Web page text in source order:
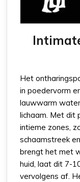
Het
in poedervorm
lauwwarm
lichaam. Met dit
intieme zones,
schaamstreek
brengt het met
huid, laat dit 7-
vervolgens af.